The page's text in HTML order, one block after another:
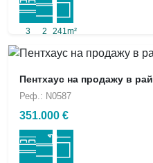
3 2 241m²
Пентхаус на продажу в
Реф.: N0587
351.000 €